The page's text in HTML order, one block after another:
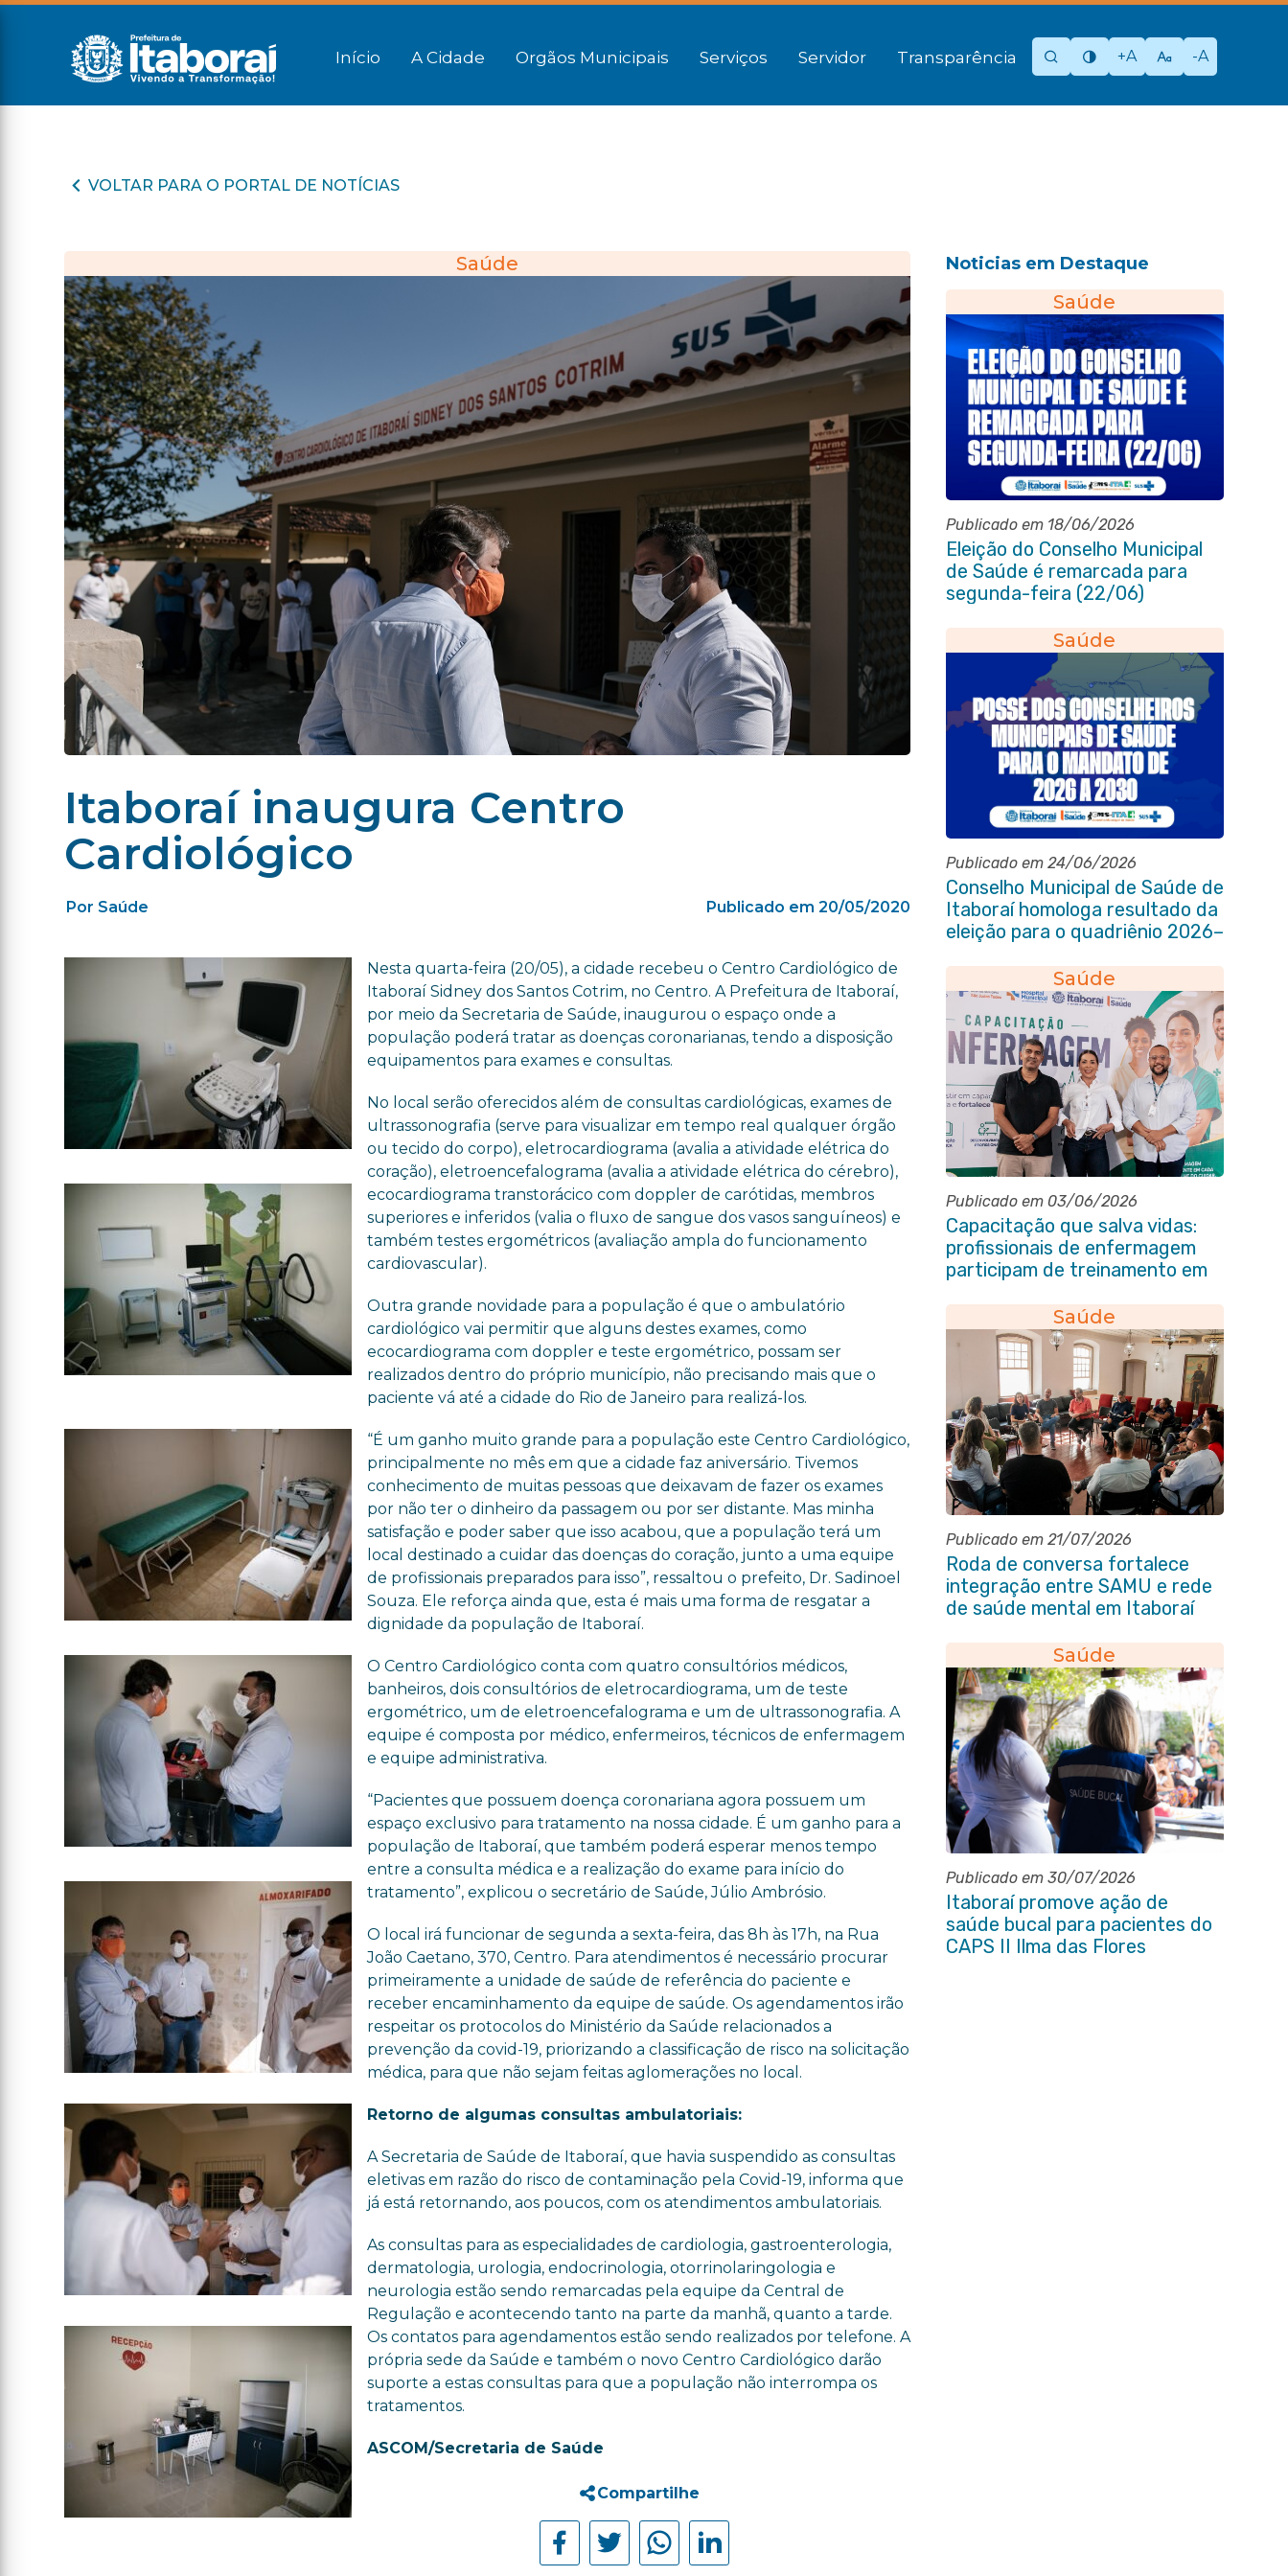
Início A Cidade Orgãos Municipais Serviços Servidor Transparência +A -A
VOLTAR PARA O PORTAL DE NOTÍCIAS
Saúde
Itaboraí inaugura Centro
Cardiológico
Por Saúde Publicado em 20/05/2020
Nesta quarta-feira (20/05), a cidade recebeu o Centro Cardiológico de
Itaboraí Sidney dos Santos Cotrim, no Centro. A Prefeitura de Itaboraí,
por meio da Secretaria de Saúde, inaugurou o espaço onde a
população poderá tratar as doenças coronarianas, tendo a disposição
equipamentos para exames e consultas.
No local serão oferecidos além de consultas cardiológicas, exames de
ultrassonografia (serve para visualizar em tempo real qualquer órgão
ou tecido do corpo), eletrocardiograma (avalia a atividade elétrica do
coração), eletroencefalograma (avalia a atividade elétrica do cérebro),
ecocardiograma transtorácico com doppler de carótidas, membros
superiores e inferidos (valia o fluxo de sangue dos vasos sanguíneos) e
também testes ergométricos (avaliação ampla do funcionamento
cardiovascular).
Outra grande novidade para a população é que o ambulatório
cardiológico vai permitir que alguns destes exames, como
ecocardiograma com doppler e teste ergométrico, possam ser
realizados dentro do próprio município, não precisando mais que o
paciente vá até a cidade do Rio de Janeiro para realizá-los.
“É um ganho muito grande para a população este Centro Cardiológico,
principalmente no mês em que a cidade faz aniversário. Tivemos
conhecimento de muitas pessoas que deixavam de fazer os exames
por não ter o dinheiro da passagem ou por ser distante. Mas minha
satisfação e poder saber que isso acabou, que a população terá um
local destinado a cuidar das doenças do coração, junto a uma equipe
de profissionais preparados para isso”, ressaltou o prefeito, Dr. Sadinoel
Souza. Ele reforça ainda que, esta é mais uma forma de resgatar a
dignidade da população de Itaboraí.
O Centro Cardiológico conta com quatro consultórios médicos,
banheiros, dois consultórios de eletrocardiograma, um de teste
ergométrico, um de eletroencefalograma e um de ultrassonografia. A
equipe é composta por médico, enfermeiros, técnicos de enfermagem
e equipe administrativa.
“Pacientes que possuem doença coronariana agora possuem um
espaço exclusivo para tratamento na nossa cidade. É um ganho para a
população de Itaboraí, que também poderá esperar menos tempo
entre a consulta médica e a realização do exame para início do
tratamento”,explicou o secretário de Saúde, Júlio Ambrósio.
O local irá funcionar de segunda a sexta-feira, das 8h às 17h, na Rua
João Caetano, 370, Centro. Para atendimentos é necessário procurar
primeiramente a unidade de saúde de referência do paciente e
receber encaminhamento da equipe de saúde. Os agendamentos irão
respeitar os protocolos do Ministério da Saúde relacionados a
prevenção da covid-19, priorizando a classificação de risco na solicitação
médica, para que não sejam feitas aglomerações no local.
Retorno de algumas consultas ambulatoriais:
A Secretaria de Saúde de Itaboraí, que havia suspendido as consultas
eletivas em razão do risco de contaminação pela Covid-19, informa que
já está retornando, aos poucos, com os atendimentos ambulatoriais.
As consultas para as especialidades de cardiologia, gastroenterologia,
dermatologia, urologia, endocrinologia, otorrinolaringologia e
neurologia estão sendo remarcadas pela equipe da Central de
Regulação e acontecendo tanto na parte da manhã, quanto a tarde.
Os contatos para agendamentos estão sendo realizados por telefone. A
própria sede da Saúde e também o novo Centro Cardiológico darão
suporte a estas consultas para que a população não interrompa os
tratamentos.
ASCOM/Secretaria de Saúde
Compartilhe
Noticias em Destaque
Saúde
Publicado em 18/06/2026
Eleição do Conselho Municipal
de Saúde é remarcada para
segunda-feira (22/06)
Saúde
Publicado em 24/06/2026
Conselho Municipal de Saúde de
Itaboraí homologa resultado da
eleição para o quadriênio 2026–
Saúde
Publicado em 03/06/2026
Capacitação que salva vidas:
profissionais de enfermagem
participam de treinamento em
Saúde
Publicado em 21/07/2026
Roda de conversa fortalece
integração entre SAMU e rede
de saúde mental em Itaboraí
Saúde
Publicado em 30/07/2026
Itaboraí promove ação de
saúde bucal para pacientes do
CAPS II Ilma das Flores